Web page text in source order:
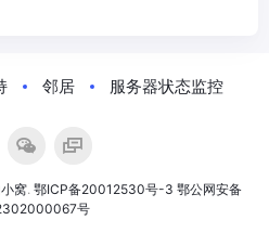
邻居 服务器状态监控
窝. 鄂ICP备20012530号-3 鄂公网安备
号